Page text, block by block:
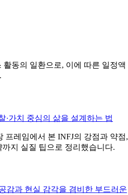
동의 일환으로, 이에 따른 일정액
·가치 중심의 삶을 설계하는 법
프레임에서 본 INFJ의 강점과 약점,
까지 실질 팁으로 정리했습니다.
감과 현실 감각을 겸비한 부드러운